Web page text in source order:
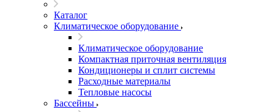
Каталог
Климатическое оборудование
Климатическое оборудование
Компактная приточная вентиляция
Кондиционеры и сплит системы
Расходные материалы
Тепловые насосы
Бассейны